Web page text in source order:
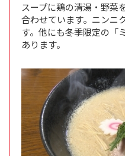
スープに鶏の清湯・野菜
合わせています。ニンニ
す。他にも冬季限定の「
あります。